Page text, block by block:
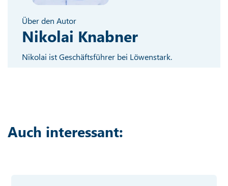
Über den Autor
Nikolai Knabner
Nikolai ist Geschäftsführer bei Löwenstark.
Auch interessant: